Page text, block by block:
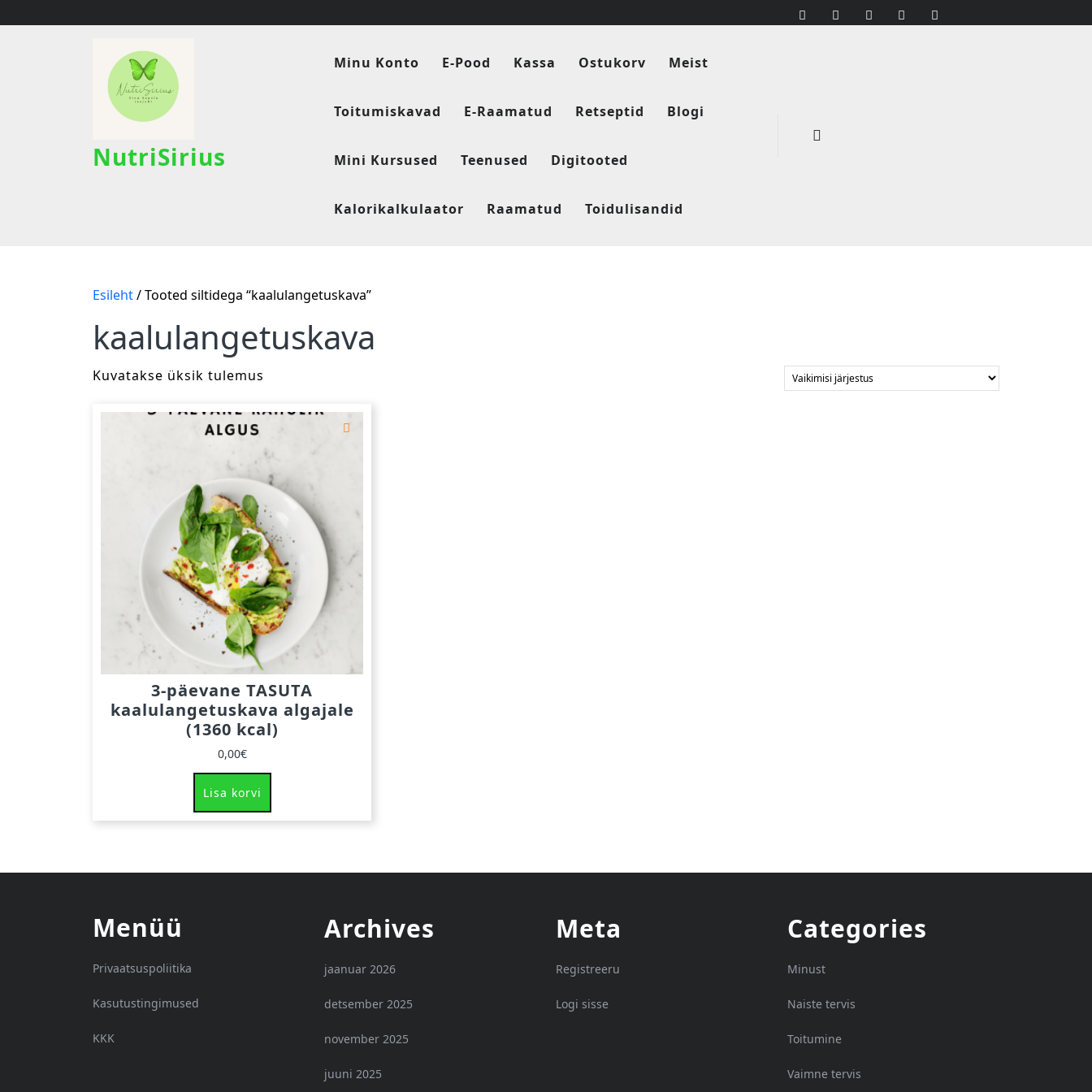
to
NutriSirius
Minu Konto E-Pood Kassa Ostukorv Meist
Toitumiskavad E-Raamatud Retseptid Blogi
Mini Kursused Teenused Digitooted
Kalorikalkulaator Raamatud Toidulisandid
Esileht/ Tooted siltidega “kaalulangetuskava”
kaalulangetuskava
Kuvatakse üksik tulemus
3-päevane TASUTA
kaalulangetuskava algajale
(1360 kcal)
0,00€
Lisa korvi
Menüü
Privaatsuspoliitika
Kasutustingimused
KKK
Archives
jaanuar 2026
detsember 2025
november 2025
juuni 2025
Meta
Registreeru
Logi sisse
Categories
Minust
Naiste tervis
Toitumine
Vaimne tervis